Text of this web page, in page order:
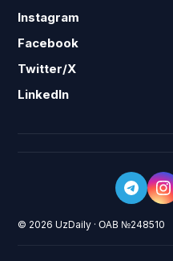
Instagram
Facebook
Twitter/X
LinkedIn
© 2026 UzDaily · ОАВ №248510